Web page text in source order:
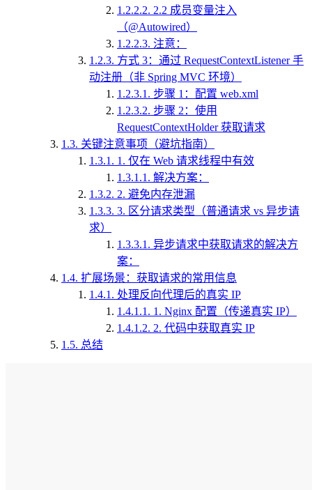
1.2.2.2. 2.2 成员变量注入
（@Autowired）
1.2.2.3. 注意：
1.2.3. 方式 3：通过 RequestContextListener 手
动注册（非 Spring MVC 环境）
1.2.3.1. 步骤 1：配置 web.xml
1.2.3.2. 步骤 2：使用
RequestContextHolder 获取请求
1.3. 关键注意事项（避坑指南）
1.3.1. 1. 仅在 Web 请求线程中有效
1.3.1.1. 解决方案：
1.3.2. 2. 避免内存泄漏
1.3.3. 3. 区分请求类型（普通请求 vs 异步请
求）
1.3.3.1. 异步请求中获取请求的解决方
案：
1.4. 扩展场景：获取请求的常用信息
1.4.1. 处理反向代理后的真实 IP
1.4.1.1. 1. Nginx 配置（传递真实 IP）
1.4.1.2. 2. 代码中获取真实 IP
1.5. 总结